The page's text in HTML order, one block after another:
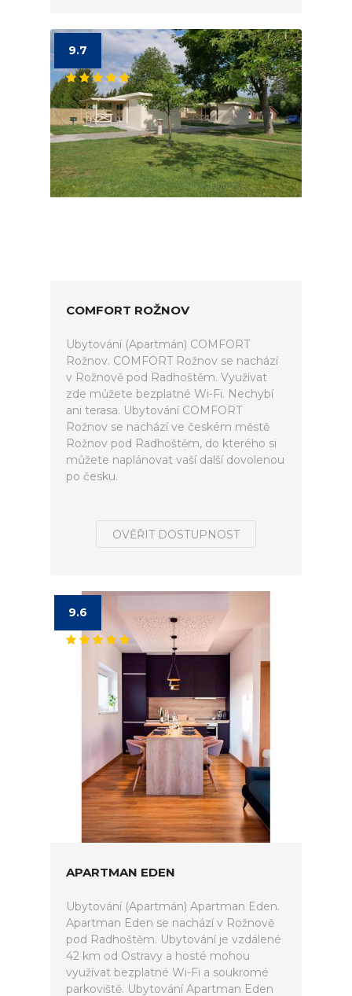
9.7
COMFORT ROŽNOV
Ubytování (Apartmán) COMFORT
Rožnov. COMFORT Rožnov se nachází
v Rožnově pod Radhoštěm. Využívat
zde můžete bezplatné Wi-Fi. Nechybí
ani terasa. Ubytování COMFORT
Rožnov se nachází ve českém městě
Rožnov pod Radhoštěm, do kterého si
můžete naplánovat vaší další dovolenou
po česku.
OVĚŘIT DOSTUPNOST
9.6
APARTMAN EDEN
Ubytování (Apartmán) Apartman Eden.
Apartman Eden se nachází v Rožnově
pod Radhoštěm. Ubytování je vzdálené
42 km od Ostravy a hosté mohou
využívat bezplatné Wi-Fi a soukromé
parkoviště. Ubytování Apartman Eden